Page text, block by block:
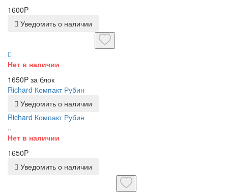
1600P
Уведомить о наличии
Нет в наличии
1650P за блок
Richard Компакт Рубин
Уведомить о наличии
Richard Компакт Рубин
..
Нет в наличии
1650P
Уведомить о наличии